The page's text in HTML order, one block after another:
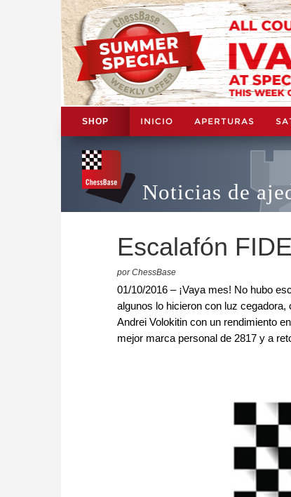
SHOP INICIO APERTURAS
Noticias de
Escalafón
por ChessBase
01/10/2016 – ¡Vaya mes! No hubo
algunos lo hicieron con luz
Andrei Volokitin con un rendimiento
mejor marca personal de 2817 y a